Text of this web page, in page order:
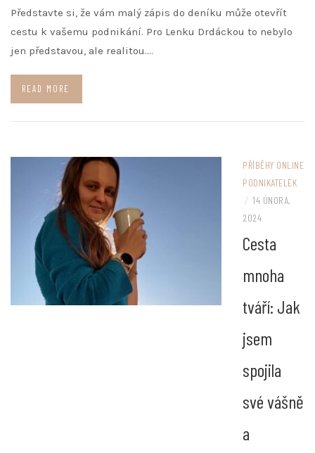
Představte si, že vám malý zápis do deníku může otevřít
cestu k vašemu podnikání. Pro Lenku Drdáckou to nebylo
jen představou, ale realitou.…
READ MORE
PŘÍBĚHY ONLINE
PODNIKATELEK
/ 14 ÚNORA,
2024
Cesta
mnoha
tváří: Jak
jsem
spojila
své vášně
a